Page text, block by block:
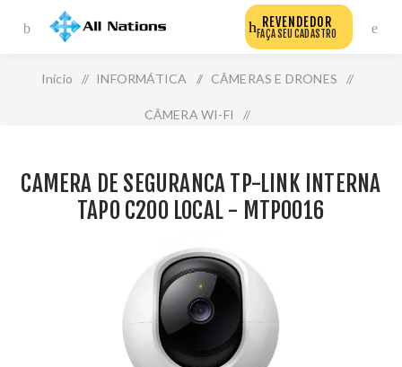
REVENDEDOR
FAÇA SEU CADASTRO
Início / INFORMÁTICA / CÂMERAS E DRONES /
CÂMERA WI-FI /
Mtp0016
CAMERA DE SEGURANCA TP-LINK INTERNA
TAPO C200 LOCAL - MTP0016